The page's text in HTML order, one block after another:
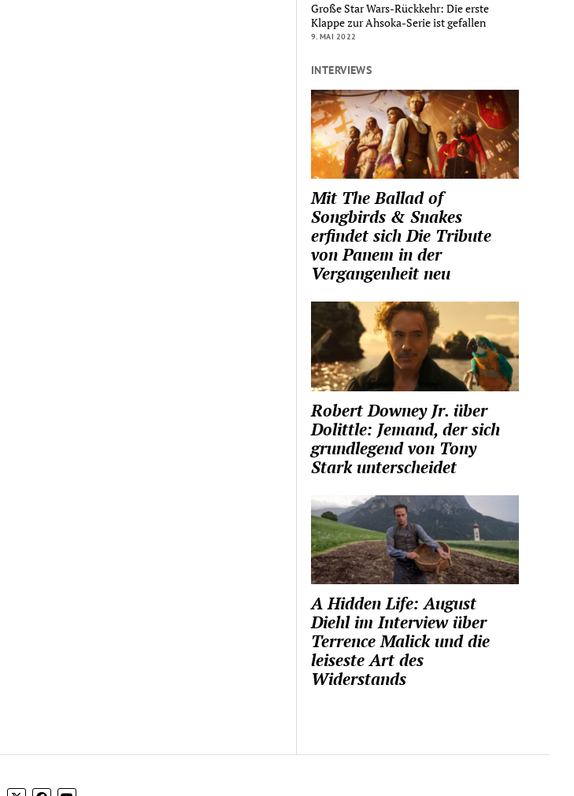
Große Star Wars-Rückkehr: Die erste
Klappe zur Ahsoka-Serie ist gefallen
9. MAI 2022
INTERVIEWS
Mit The Ballad of
Songbirds & Snakes
erfindet sich Die Tribute
von Panem in der
Vergangenheit neu
Robert Downey Jr. über
Dolittle: Jemand, der sich
grundlegend von Tony
Stark unterscheidet
A Hidden Life: August
Diehl im Interview über
Terrence Malick und die
leiseste Art des
Widerstands